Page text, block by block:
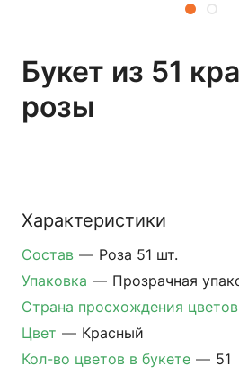
Букет из 51
розы
Характеристики
Состав — Роза 51 шт.
Упаковка — Прозрачная
Страна просхождения цветов
Цвет — Красный
Кол-во цветов в букете — 51